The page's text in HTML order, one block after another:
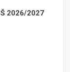
2026/2027